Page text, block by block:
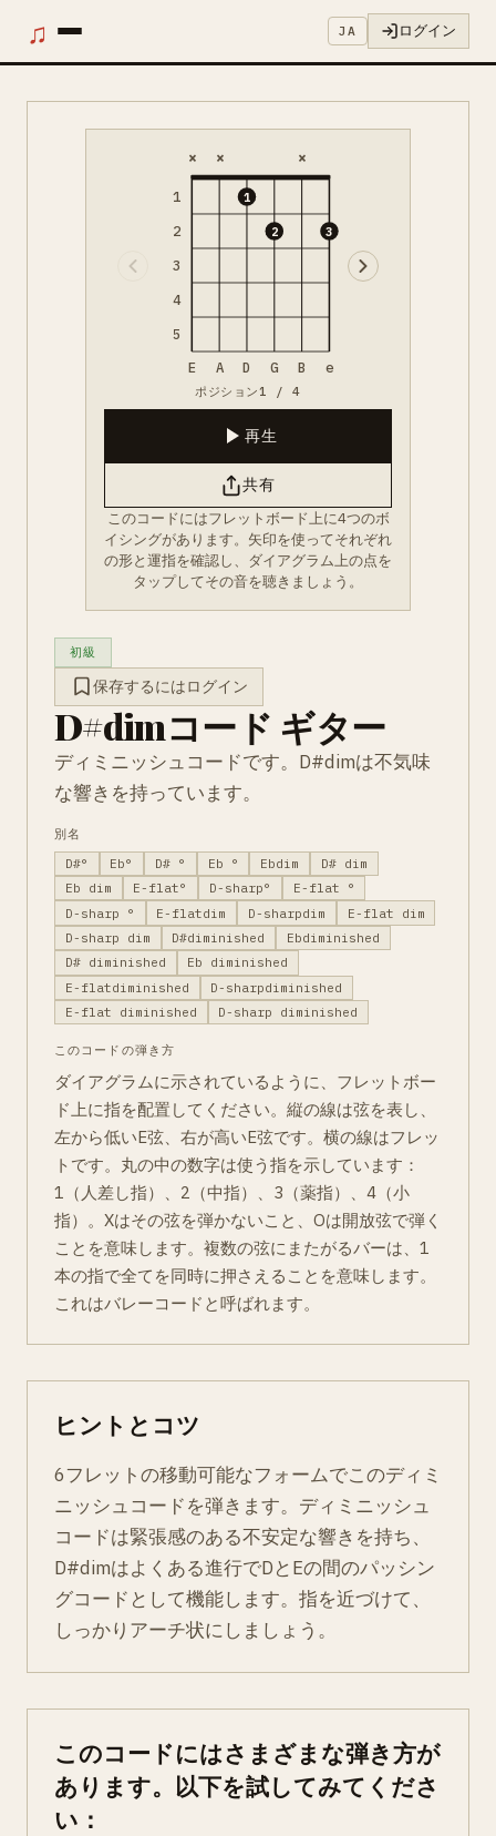
♫ JA ログイン
1
2
3
4
5
× × ×
1
2 3
E A D G B e
ポジション1 / 4
再生
共有
このコードにはフレットボード上に4つのボ
イシングがあります。矢印を使ってそれぞれ
の形と運指を確認し、ダイアグラム上の点を
タップしてその音を聴きましょう。
初級
保存するにはログイン
D#dimコード ギター
ディミニッシュコードです。D#dimは不気味
な響きを持っています。
別名
D#°
Eb° D# ° Eb ° Ebdim
D# dim
Eb dim
E-flat° D-sharp°
E-flat °
D-sharp °
E-flatdim D-sharpdim
E-flat dim
D-sharp dim
D#diminished
Ebdiminished
D# diminished
Eb diminished
E-flatdiminished
D-sharpdiminished
E-flat diminished
D-sharp diminished
このコードの弾き方
ダイアグラムに示されているように、フレットボー
ド上に指を配置してください。縦の線は弦を表し、
左から低いE弦、右が高いE弦です。横の線はフレッ
トです。丸の中の数字は使う指を示しています：
1（人差し指）、2（中指）、3（薬指）、4（小
指）。Xはその弦を弾かないこと、Oは開放弦で弾く
ことを意味します。複数の弦にまたがるバーは、1
本の指で全てを同時に押さえることを意味します。
これはバレーコードと呼ばれます。
ヒントとコツ
6フレットの移動可能なフォームでこのディミ
ニッシュコードを弾きます。ディミニッシュ
コードは緊張感のある不安定な響きを持ち、
D#dimはよくある進行でDとEの間のパッシン
グコードとして機能します。指を近づけて、
しっかりアーチ状にしましょう。
このコードにはさまざまな弾き方が
あります。以下を試してみてくださ
い：